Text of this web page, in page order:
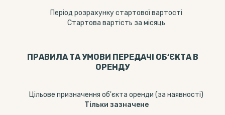
Період розрахунку стартової вартості
Стартова вартість за місяць
ПРАВИЛА ТА УМОВИ ПЕРЕДАЧІ ОБ‘ЄКТА В
ОРЕНДУ
Цільове призначення об'єкта оренди (за наявності)
Тільки зазначене